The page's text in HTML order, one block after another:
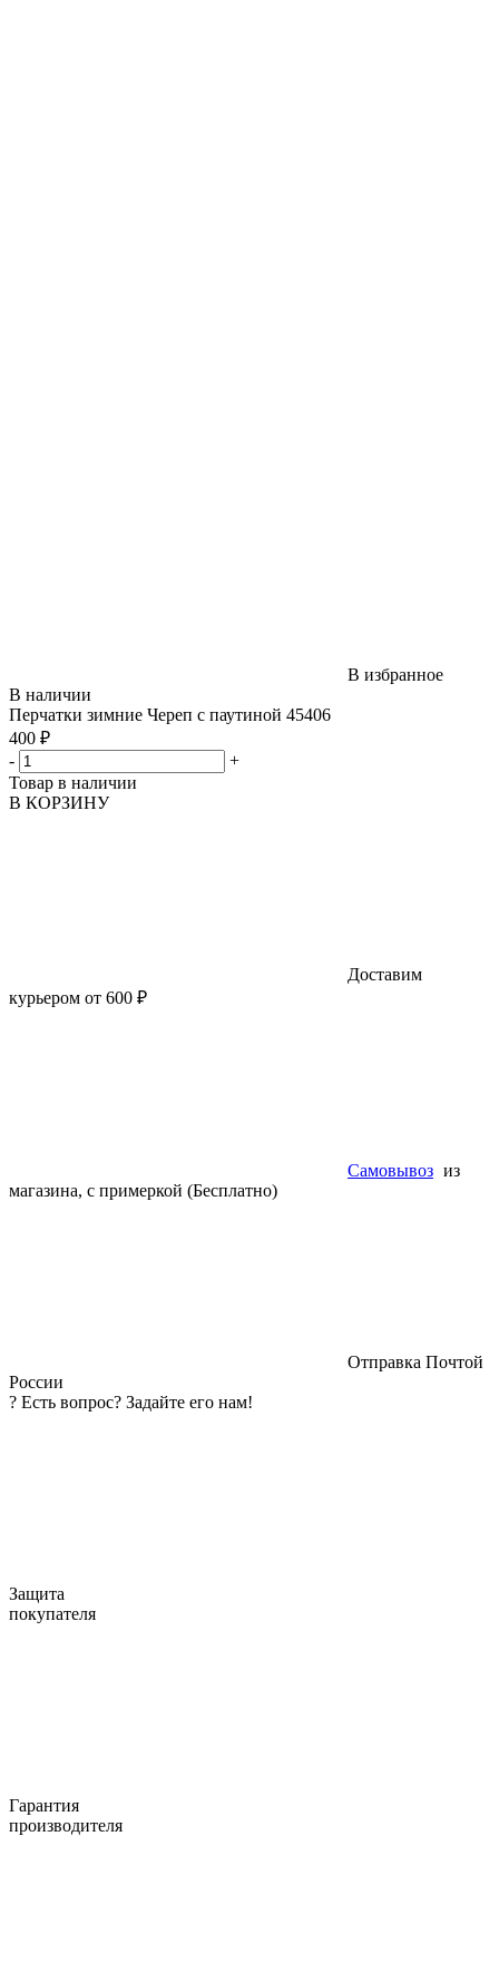
В избранное
В наличии
Перчатки зимние Череп с паутиной 45406
400 ₽
-
+
Товар в наличии
В КОРЗИНУ
Доставим
курьером от 600 ₽
Самовывоз из
магазина, с примеркой (Бесплатно)
Отправка Почтой
России
? Есть вопрос? Задайте его нам!
Защита
покупателя
Гарантия
производителя